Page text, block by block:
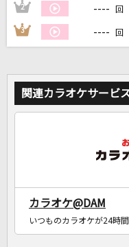
2 ---- 回
3 ---- 回
関連カラオケサービ
カラオケ@DAM
いつものカラオケが24時